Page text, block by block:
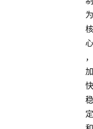
为
核
心
，
加
快
稳
定